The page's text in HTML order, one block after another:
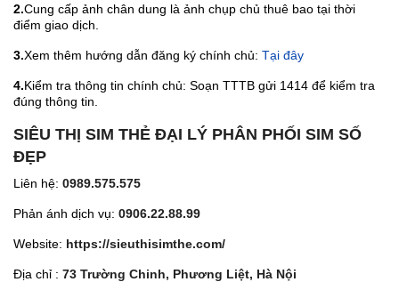
2.Cung cấp ảnh chân dung là ảnh chụp chủ thuê bao tại thời
điểm giao dịch.
3.Xem thêm hướng dẫn đăng ký chính chủ: Tại đây
4.Kiểm tra thông tin chính chủ: Soạn TTTB gửi 1414 để kiểm tra
đúng thông tin.
SIÊU THỊ SIM THẺ ĐẠI LÝ PHÂN PHỐI SIM SỐ
ĐẸP
Liên hệ: 0989.575.575
Phản ánh dịch vụ: 0906.22.88.99
Website: https://sieuthisimthe.com/
Địa chỉ : 73 Trường Chinh, Phương Liệt, Hà Nội